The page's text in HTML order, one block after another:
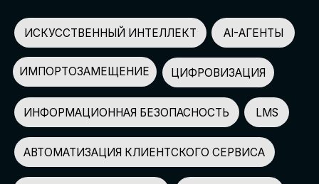
НЕЙРОСЕТИ ДЛЯ БИЗНЕСА
КЭДО АВТОМАТИЗАЦИЯ HR
АВТОМАТИЗАЦИЯ МАРКЕТИНГА И ПРОДАЖ
AI-АССИСТЕНТЫ
ЧАТ-БОТЫ
СПИКЕРОВ
150+